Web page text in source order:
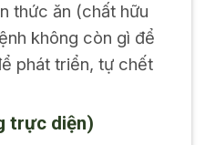
thức ăn (chất hữu
không còn gì để
phát triển, tự chết
trực diện)